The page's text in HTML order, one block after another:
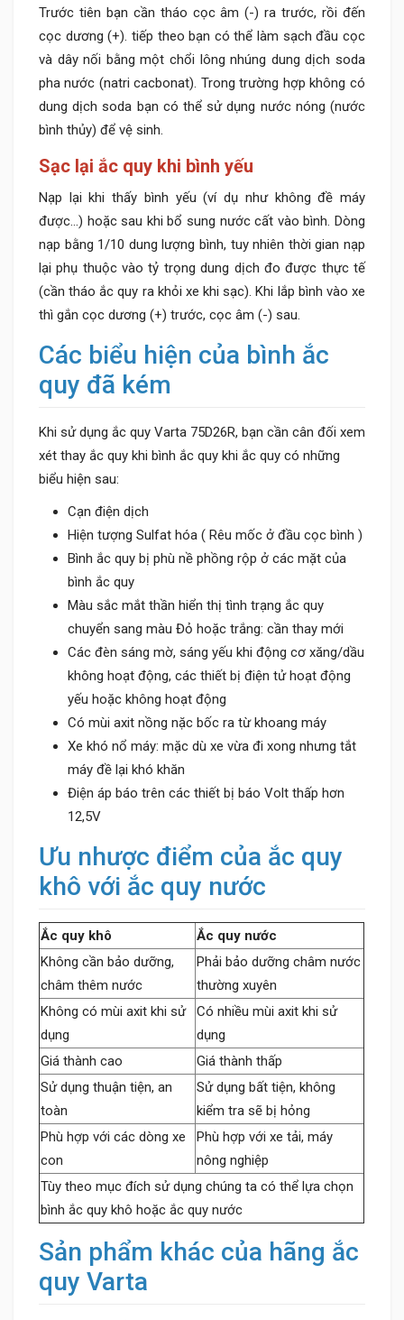
Trước tiên bạn cần tháo cọc âm (-) ra trước, rồi đến
cọc dương (+). tiếp theo bạn có thể làm sạch đầu cọc
và dây nối bằng một chổi lông nhúng dung dịch soda
pha nước (natri cacbonat). Trong trường hợp không có
dung dịch soda bạn có thể sử dụng nước nóng (nước
bình thủy) để vệ sinh.
Sạc lại ắc quy khi bình yếu
Nạp lại khi thấy bình yếu (ví dụ như không đề máy
được…) hoặc sau khi bổ sung nước cất vào bình. Dòng
nạp bằng 1/10 dung lượng bình, tuy nhiên thời gian nạp
lại phụ thuộc vào tỷ trọng dung dịch đo được thực tế
(cần tháo ắc quy ra khỏi xe khi sạc). Khi lắp bình vào xe
thì gắn cọc dương (+) trước, cọc âm (-) sau.
Các biểu hiện của bình ắc
quy đã kém
Khi sử dụng ắc quy Varta 75D26R, bạn cần cân đối xem
xét thay ắc quy khi bình ắc quy khi ắc quy có những
biểu hiện sau:
Cạn điện dịch
Hiện tượng Sulfat hóa ( Rêu mốc ở đầu cọc bình )
Bình ắc quy bị phù nề phồng rộp ở các mặt của
bình ắc quy
Màu sắc mắt thần hiển thị tình trạng ắc quy
chuyển sang màu Đỏ hoặc trắng: cần thay mới
Các đèn sáng mờ, sáng yếu khi động cơ xăng/dầu
không hoạt động, các thiết bị điện tử hoạt động
yếu hoặc không hoạt động
Có mùi axit nồng nặc bốc ra từ khoang máy
Xe khó nổ máy: mặc dù xe vừa đi xong nhưng tắt
máy đề lại khó khăn
Điện áp báo trên các thiết bị báo Volt thấp hơn
12,5V
Ưu nhược điểm của ắc quy
khô với ắc quy nước
Ắc quy khô
Ắc quy nước
Không cần bảo dưỡng,
châm thêm nước
Phải bảo dưỡng châm nước
thường xuyên
Không có mùi axit khi sử
dụng
Có nhiều mùi axit khi sử
dụng
Giá thành cao
Giá thành thấp
Sử dụng thuận tiện, an
toàn
Sử dụng bất tiện, không
kiểm tra sẽ bị hỏng
Phù hợp với các dòng xe
con
Phù hợp với xe tải, máy
nông nghiệp
Tùy theo mục đích sử dụng chúng ta có thể lựa chọn
bình ắc quy khô hoặc ắc quy nước
Sản phẩm khác của hãng ắc
quy Varta